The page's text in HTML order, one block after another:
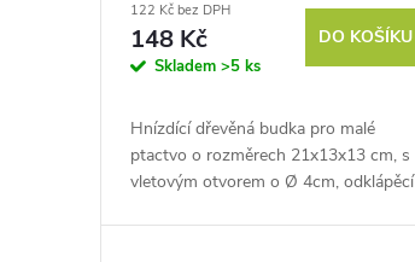
k
122 Kč bez DPH
148 Kč
Skladem >5 ks
DO KOŠÍKU
Hnízdící dřevěná budka pro malé
ptactvo o rozměrech 21x13x13 cm, s
vletovým otvorem o Ø 4cm, odklápěcí